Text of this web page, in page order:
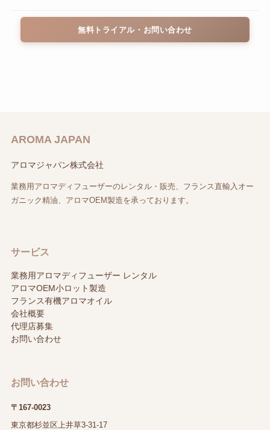
無料トライアル・お問い合わせ
AROMA JAPAN
アロマジャパン株式会社
業務用アロマディフューザーのレンタル・販売、フランス直輸入オー
ガニック精油、アロマOEM製造を承っております。
サービス
業務用アロマディフューザー レンタル
アロマOEM小ロット製造
フランス有機アロマオイル
会社概要
代理店募集
お問い合わせ
お問い合わせ
〒167-0023
東京都杉並区上井草3-31-17